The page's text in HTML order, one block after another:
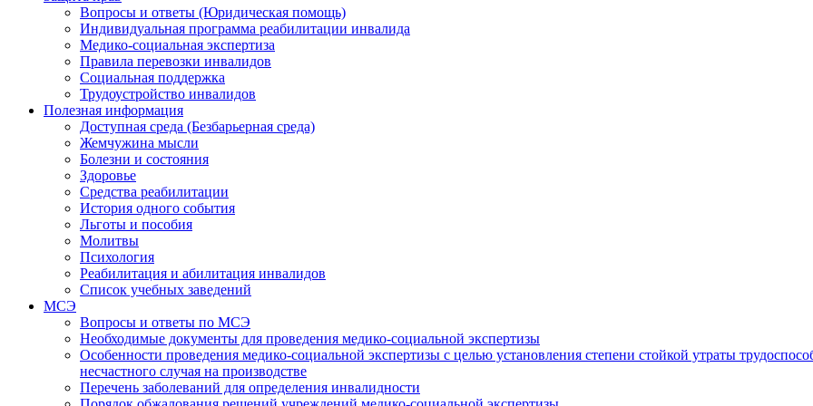
Вопросы и ответы (Юридическая помощь)
Индивидуальная программа реабилитации инвалида
Медико-социальная экспертиза
Правила перевозки инвалидов
Социальная поддержка
Трудоустройство инвалидов
Полезная информация
Доступная среда (Безбарьерная среда)
Жемчужина мысли
Болезни и состояния
Здоровье
Средства реабилитации
История одного события
Льготы и пособия
Молитвы
Психология
Реабилитация и абилитация инвалидов
Список учебных заведений
МСЭ
Вопросы и ответы по МСЭ
Необходимые документы для проведения медико-социальной экспертизы
Особенности проведения медико-социальной экспертизы с целью установления степени стойкой утраты
несчастного случая на производстве
Перечень заболеваний для определения инвалидности